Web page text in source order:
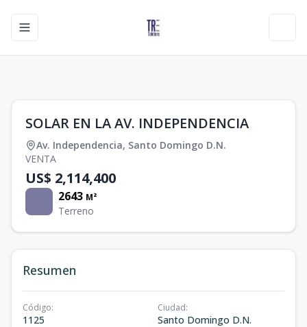
Toggle navigation menu
SOLAR EN LA AV. INDEPENDENCIA
Av. Independencia, Santo Domingo D.N.
VENTA
US$ 2,114,400
2643 M²
Terreno
Resumen
Código:
1125
Ciudad:
Santo Domingo D.N.